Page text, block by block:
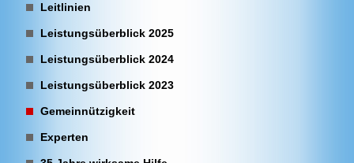
Leitlinien
Leistungsüberblick 2025
Leistungsüberblick 2024
Leistungsüberblick 2023
Gemeinnützigkeit
Experten